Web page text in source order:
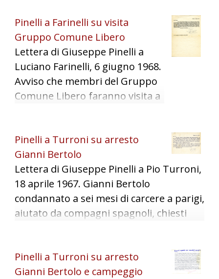
Lello Valitutti assistito dall'avvocato
Boneschi e Mala???ine, sciopero della
fame a oltranza di Michele Camiolo.
Pinelli a Farinelli su visita
Gruppo Comune Libero
Lettera di Giuseppe Pinelli a
Luciano Farinelli, 6 giugno 1968.
Avviso che membri del Gruppo
Comune Libero faranno visita a
"L'Internazionale".
Pinelli a Turroni su arresto
Gianni Bertolo
Lettera di Giuseppe Pinelli a Pio Turroni,
18 aprile 1967. Gianni Bertolo
condannato a sei mesi di carcere a parigi,
aiutato da compagni spagnoli, chiesti
per primo maggio.
Pinelli a Turroni su arresto
Gianni Bertolo e campeggio